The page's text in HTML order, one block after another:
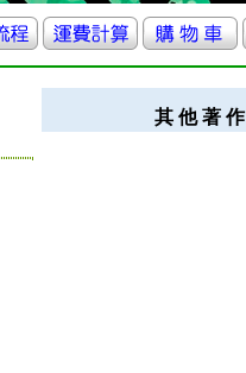
其 他 著 作